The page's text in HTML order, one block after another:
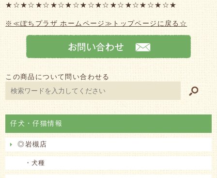
★☆★☆★☆★☆★☆★☆★☆★☆★☆★☆★☆★
※≪ぽちプラザ ホームページ≫トップページに戻る☆
この商品について問い合わせる
仔犬・仔猫情報
◎岩槻店
・犬種